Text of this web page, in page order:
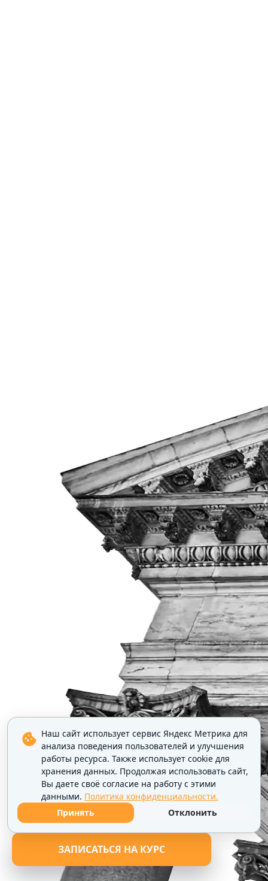
ЗАПИСАТЬСЯ НА КУРС
Наш сайт использует сервис Яндекс Метрика для
анализа поведения пользователей и улучшения
работы ресурса. Также использует cookie для
хранения данных. Продолжая использовать сайт,
Вы даете своё согласие на работу с этими
данными. Политика конфиденциальности.
Принять
Отклонить